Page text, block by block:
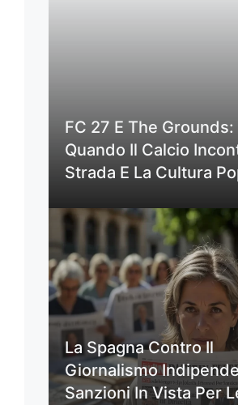
FC 27 E The Grounds:
Quando Il Calcio
Strada E La Cultura
La Spagna Contro Il
Giornalismo
Sanzioni In Vista Per